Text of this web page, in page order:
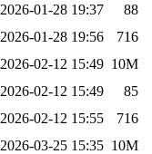
2026-01-28 19:37
88
2026-01-28 19:56
716
2026-02-12 15:49 10M
2026-02-12 15:49
85
2026-02-12 15:55
716
2026-03-25 15:35 10M